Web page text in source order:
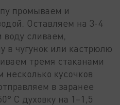
промываем и
Оставляем на 3-4
воду сливаем,
в чугунок или кастрюлю
тремя стаканами
кусочков
в заранее
С духовку на 1–1,5